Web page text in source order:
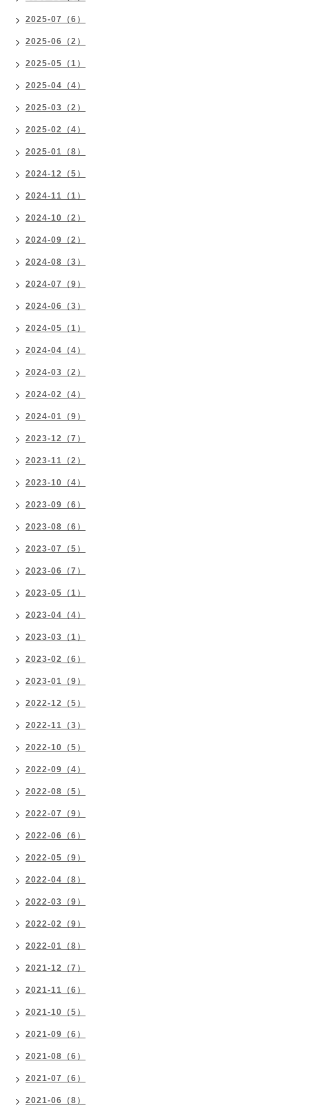
2025-07（6）
2025-06（2）
2025-05（1）
2025-04（4）
2025-03（2）
2025-02（4）
2025-01（8）
2024-12（5）
2024-11（1）
2024-10（2）
2024-09（2）
2024-08（3）
2024-07（9）
2024-06（3）
2024-05（1）
2024-04（4）
2024-03（2）
2024-02（4）
2024-01（9）
2023-12（7）
2023-11（2）
2023-10（4）
2023-09（6）
2023-08（6）
2023-07（5）
2023-06（7）
2023-05（1）
2023-04（4）
2023-03（1）
2023-02（6）
2023-01（9）
2022-12（5）
2022-11（3）
2022-10（5）
2022-09（4）
2022-08（5）
2022-07（9）
2022-06（6）
2022-05（9）
2022-04（8）
2022-03（9）
2022-02（9）
2022-01（8）
2021-12（7）
2021-11（6）
2021-10（5）
2021-09（6）
2021-08（6）
2021-07（6）
2021-06（8）